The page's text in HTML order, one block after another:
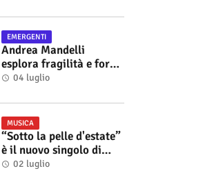
Alberto Salerno
EMERGENTI
Andrea Mandelli
esplora fragilità e forza
nel videoclip di “Sofia”
04 luglio
MUSICA
“Sotto la pelle d'estate”
è il nuovo singolo di
Roberta Modìgliani
02 luglio